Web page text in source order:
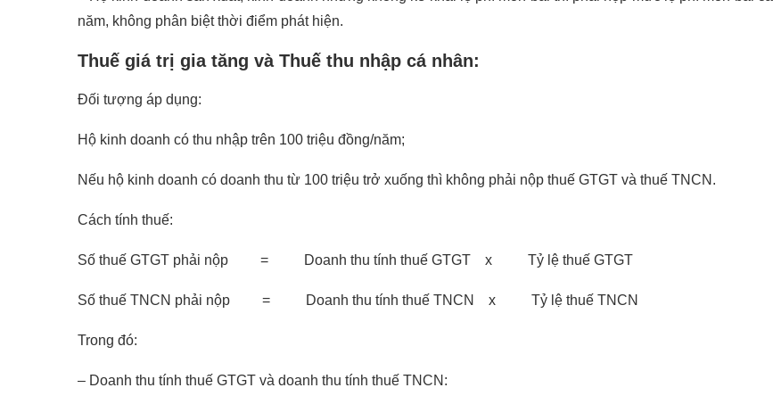
năm, không phân biệt thời điểm phát hiện.
Thuế giá trị gia tăng và Thuế thu nhập cá nhân:
Đối tượng áp dụng:
Hộ kinh doanh có thu nhập trên 100 triệu đồng/năm;
Nếu hộ kinh doanh có doanh thu từ 100 triệu trở xuống thì không phải nộp thuế GTGT và thuế TNCN.
Cách tính thuế:
Số thuế GTGT phải nộp = Doanh thu tính thuế GTGT x Tỷ lệ thuế GTGT
Số thuế TNCN phải nộp = Doanh thu tính thuế TNCN x Tỷ lệ thuế TNCN
Trong đó:
– Doanh thu tính thuế GTGT và doanh thu tính thuế TNCN: